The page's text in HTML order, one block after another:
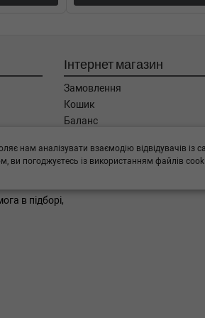
04-01) (Тип: Дизель, Об'єм:
03-01) (Тип: Бензиновый
Дизель, Об'єм: 135cc,
05-01) (Тип: Бензиновый
05-01) (Тип: Бензиновый
Інтернет магазин
Замовлення
Кошик
Баланс
Бренди
в підборі,
нам аналізувати взаємодію відвідувачів із
ви погоджуєтесь із використанням файлів